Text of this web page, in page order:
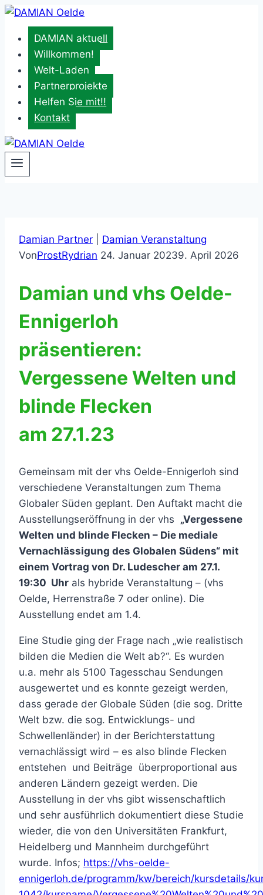
Zum
Inhalt
springenDAMIAN aktuell
Willkommen!
Welt-Laden
Partnerprojekte
Helfen Sie mit!!
Kontakt
Damian Partner
Damian Veranstaltung
VonProstRydrian 24. Januar 20239. April 2026
Damian und vhs Oelde-
Ennigerloh
präsentieren:
Vergessene Welten und
blinde Flecken
am 27.1.23
Gemeinsam mit der vhs Oelde-Ennigerloh sind
verschiedene Veranstaltungen zum Thema
Globaler Süden geplant. Den Auftakt macht die
Ausstellungseröffnung in der vhs „Vergessene
Welten und blinde Flecken – Die mediale
Vernachlässigung des Globalen Südens“ mit
einem Vortrag von Dr. Ludescher am 27.1.
19:30 Uhr als hybride Veranstaltung – (vhs
Oelde, Herrenstraße 7 oder online). Die
Ausstellung endet am 1.4.
Eine Studie ging der Frage nach „wie realistisch
bilden die Medien die Welt ab?“. Es wurden
u.a. mehr als 5100 Tagesschau Sendungen
ausgewertet und es konnte gezeigt werden,
dass gerade der Globale Süden (die sog. Dritte
Welt bzw. die sog. Entwicklungs- und
Schwellenländer) in der Berichterstattung
vernachlässigt wird – es also blinde Flecken
entstehen und Beiträge überproportional aus
anderen Ländern gezeigt werden. Die
Ausstellung in der vhs gibt wissenschaftlich
und sehr ausführlich dokumentiert diese Studie
wieder, die von den Universitäten Frankfurt,
Heidelberg und Mannheim durchgeführt
wurde. Infos; https://vhs-oelde-
ennigerloh.de/programm/kw/bereich/kursdetails/